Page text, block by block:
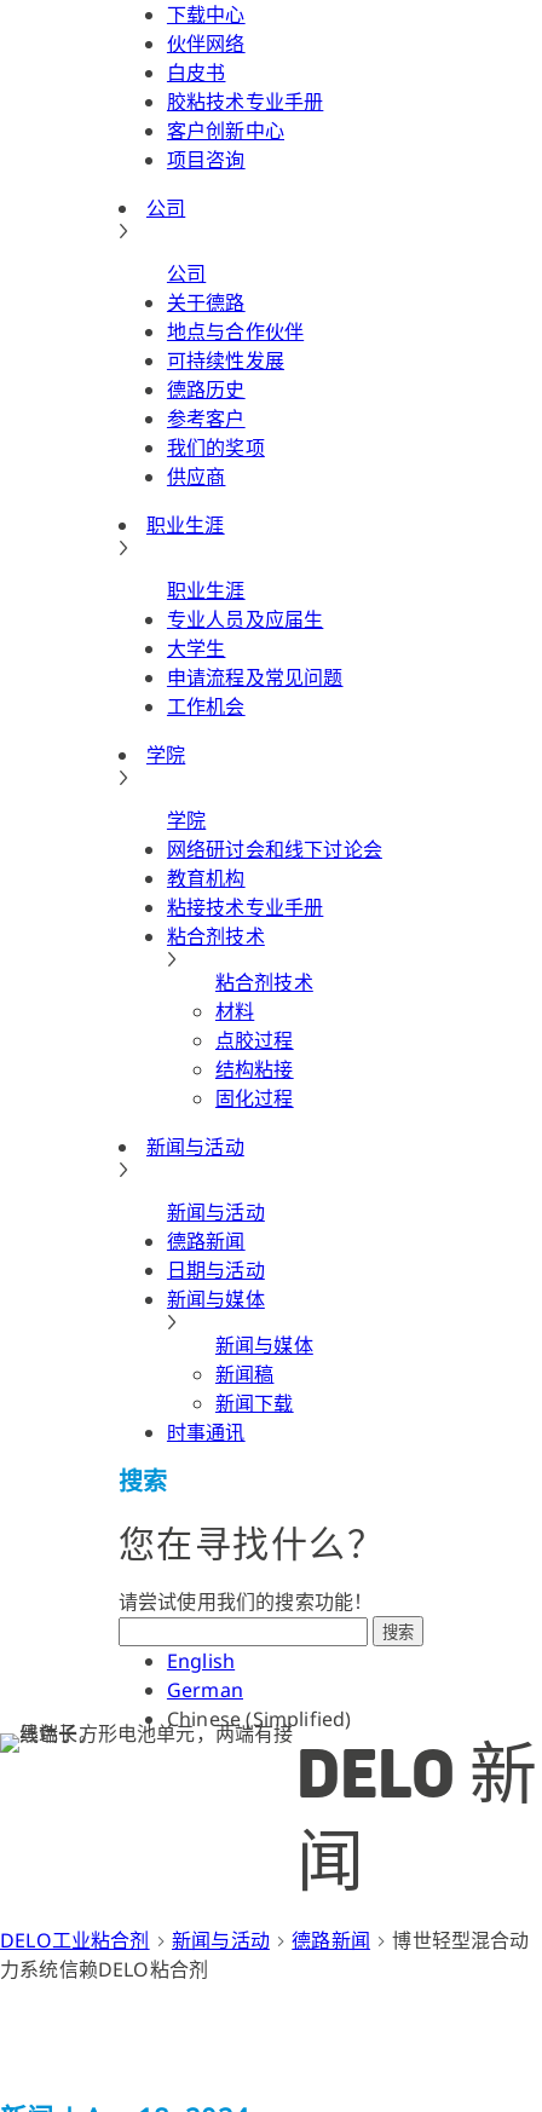
下载中心
伙伴网络
白皮书
胶粘技术专业手册
客户创新中心
项目咨询
公司
公司
关于德路
地点与合作伙伴
可持续性发展
德路历史
参考客户
我们的奖项
供应商
职业生涯
职业生涯
专业人员及应届生
大学生
申请流程及常见问题
工作机会
学院
学院
网络研讨会和线下讨论会
教育机构
粘接技术专业手册
粘合剂技术
粘合剂技术
材料
点胶过程
结构粘接
固化过程
新闻与活动
新闻与活动
德路新闻
日期与活动
新闻与媒体
新闻与媒体
新闻稿
新闻下载
时事通讯
搜索
您在寻找什么？
请尝试使用我们的搜索功能！
搜索
English
German
Chinese (Simplified)
DELO 新
闻
DELO工业粘合剂 新闻与活动 德路新闻
博世轻型混合动
力系统信赖DELO粘合剂